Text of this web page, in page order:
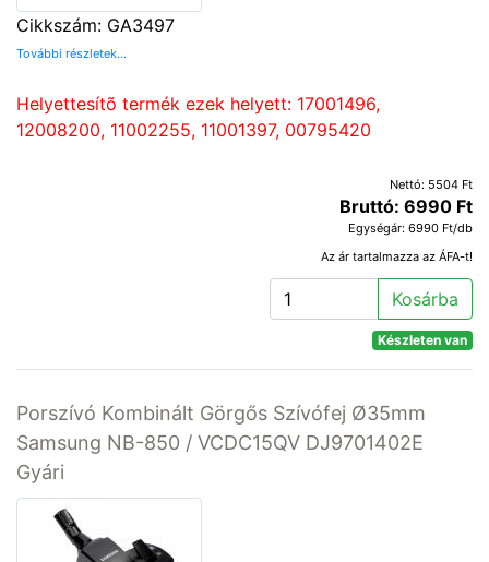
Cikkszám: GA3497
További részletek...
Helyettesítõ termék ezek helyett: 17001496,
12008200, 11002255, 11001397, 00795420
Nettó: 5504 Ft
Bruttó: 6990 Ft
Egységár: 6990 Ft/db
Az ár tartalmazza az ÁFA-t!
Kosárba
Készleten van
Porszívó Kombinált Görgős Szívófej Ø35mm
Samsung NB-850 / VCDC15QV DJ9701402E
Gyári